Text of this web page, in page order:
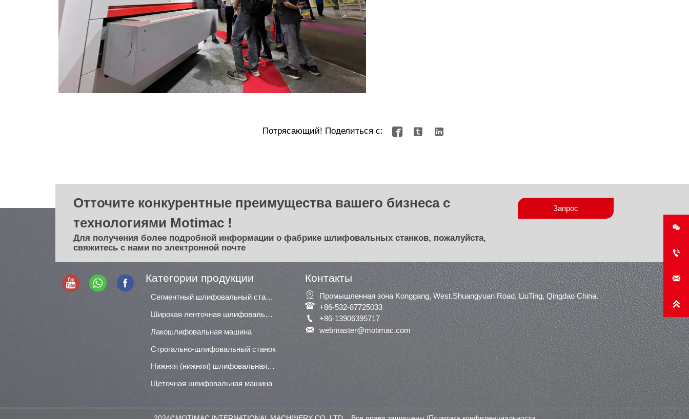
Потрясающий! Поделиться с:   
Отточите конкурентные преимущества вашего бизнеса с
технологиями Motimac !
Для получения более подробной информации о фабрике шлифовальных станков, пожалуйста,
свяжитесь с нами по электронной почте
Запрос
Категории продукции
Сегментный шлифовальный станок
Широкая ленточная шлифовальная машина / шлифовальная машина
Лакошлифовальная машина
Строгально-шлифовальный станок
Нижняя (нижняя) шлифовальная машина
Щеточная шлифовальная машина
Контакты
 Промышленная зона Konggang, West.Shuangyuan Road, LiuTing, Qingdao China.
 +86-532-87725033
 +86-13906395717
 webmaster@motimac.com



